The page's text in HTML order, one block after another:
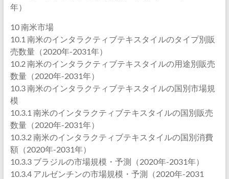
年）
10 南米市場
10.1 南米のインタラクティブテキスタイルのタイプ別販
売数量（2020年-2031年）
10.2 南米のインタラクティブテキスタイルの用途別販売
数量（2020年-2031年）
10.3 南米のインタラクティブテキスタイルの国別市場規
模
10.3.1 南米のインタラクティブテキスタイルの国別販売
数量（2020年-2031年）
10.3.2 南米のインタラクティブテキスタイルの国別消費
額（2020年-2031年）
10.3.3 ブラジルの市場規模・予測（2020年-2031年）
10.3.4 アルゼンチンの市場規模・予測（2020年-2031